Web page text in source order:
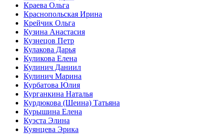
Краева Ольга
Краснопольская Ирина
Крейчик Ольга
Кузина Анастасия
Кузнецов Петр
Кулакова Дарья
Куликова Елена
Кулинич Даниил
Кулинич Марина
Курбатова Юлия
Курганкина Наталья
Курдюкова (Шеина) Татьяна
Курышина Елена
Куэста Элина
Куянцева Эрика